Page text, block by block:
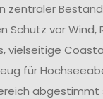
zentraler
vor Wind,
vielseitige
für
abgestimmt